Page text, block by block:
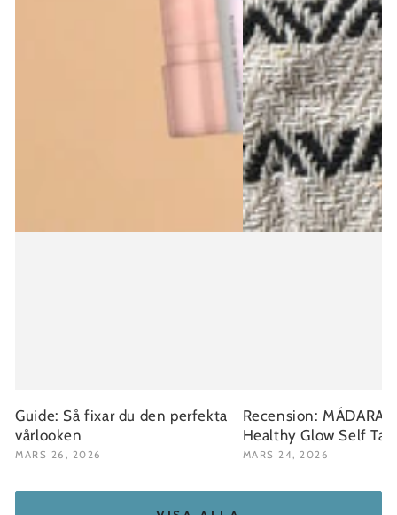
Guide: Så fixar du den perfekta
vårlooken
MARS 26, 2026
Recension: MÁDARA
Healthy Glow Self
MARS 24, 2026